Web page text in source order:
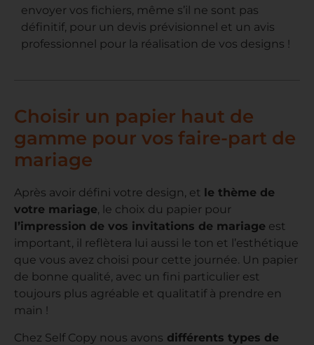
envoyer vos fichiers, même s’il ne sont pas
définitif, pour un devis prévisionnel et un avis
professionnel pour la réalisation de vos designs !
Choisir un papier haut de
gamme pour vos faire-part de
mariage
Après avoir défini votre design, et le thème de
votre mariage, le choix du papier pour
l’impression de vos invitations de mariage est
important, il reflètera lui aussi le ton et l’esthétique
que vous avez choisi pour cette journée. Un papier
de bonne qualité, avec un fini particulier est
toujours plus agréable et qualitatif à prendre en
main !
Chez Self Copy nous avons différents types de